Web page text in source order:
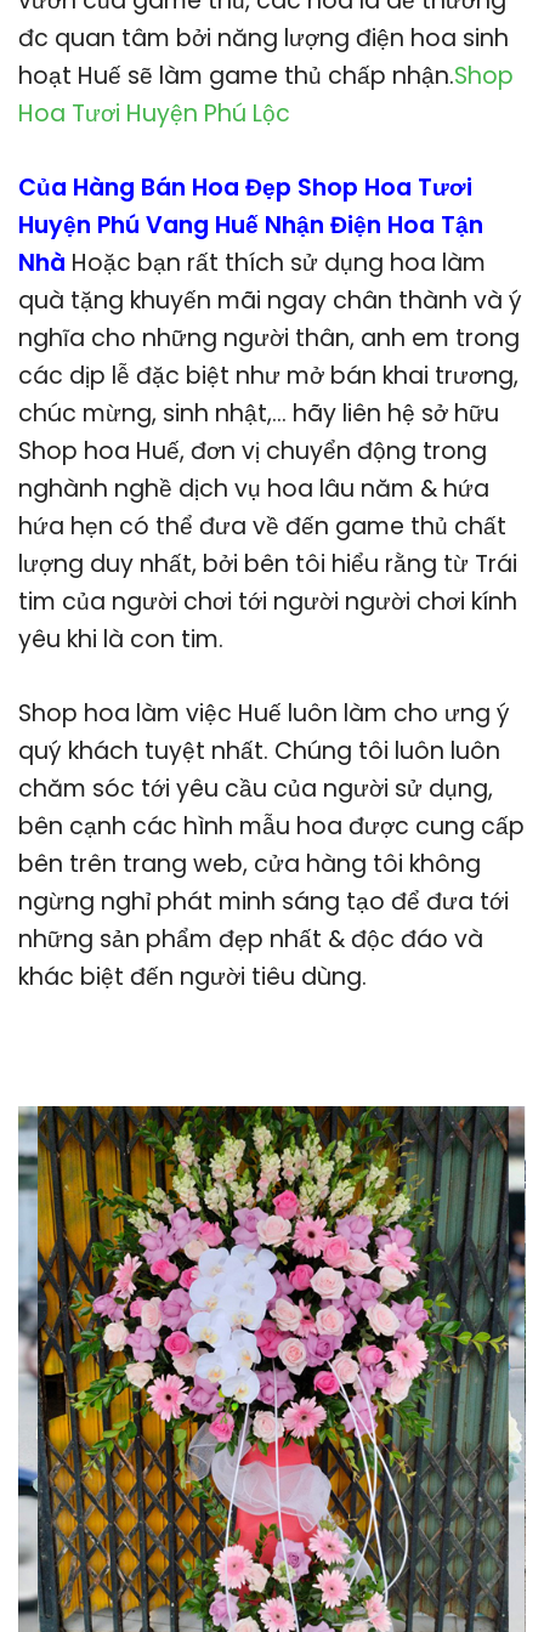
đc quan tâm bởi năng lượng điện hoa sinh
hoạt Huế sẽ làm game thủ chấp nhận.Shop
Hoa Tươi Huyện Phú Lộc
Của Hàng Bán Hoa Đẹp Shop Hoa Tươi
Huyện Phú Vang Huế Nhận Điện Hoa Tận
Nhà Hoặc bạn rất thích sử dụng hoa làm
quà tặng khuyến mãi ngay chân thành và ý
nghĩa cho những người thân, anh em trong
các dịp lễ đặc biệt như mở bán khai trương,
chúc mừng, sinh nhật,… hãy liên hệ sở hữu
Shop hoa Huế, đơn vị chuyển động trong
nghành nghề dịch vụ hoa lâu năm & hứa
hứa hẹn có thể đưa về đến game thủ chất
lượng duy nhất, bởi bên tôi hiểu rằng từ Trái
tim của người chơi tới người người chơi kính
yêu khi là con tim.
Shop hoa làm việc Huế luôn làm cho ưng ý
quý khách tuyệt nhất. Chúng tôi luôn luôn
chăm sóc tới yêu cầu của người sử dụng,
bên cạnh các hình mẫu hoa được cung cấp
bên trên trang web, cửa hàng tôi không
ngừng nghỉ phát minh sáng tạo để đưa tới
những sản phẩm đẹp nhất & độc đáo và
khác biệt đến người tiêu dùng.